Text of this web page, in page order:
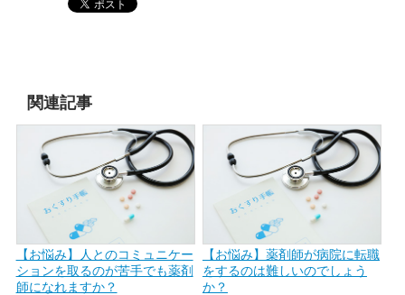
関連記事
【お悩み】人とのコミュニケー
ションを取るのが苦手でも薬剤
師になれますか？
【お悩み】薬剤師が病院に転職
をするのは難しいのでしょう
か？